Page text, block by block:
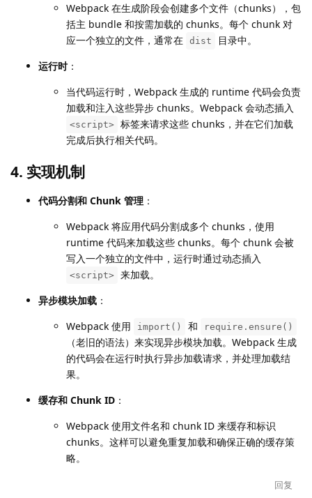
Webpack 在生成阶段会创建多个文件（chunks），包
括主 bundle 和按需加载的 chunks。每个 chunk 对
应一个独立的文件，通常在 dist
目录中。
运行时 ：
当代码运行时，Webpack 生成的 runtime 代码会负责
加载和注入这些异步 chunks。Webpack 会动态插入
<script>
标签来请求这些 chunks，并在它们加载
完成后执行相关代码。
4. 实现机制
代码分割和 Chunk 管理 ：
Webpack 将应用代码分割成多个 chunks，使用
runtime 代码来加载这些 chunks。每个 chunk 会被
写入一个独立的文件中，运行时通过动态插入
<script>
来加载。
异步模块加载 ：
Webpack 使用
import() 和 require.ensure()
（老旧的语法）来实现异步模块加载。Webpack 生成
的代码会在运行时执行异步加载请求，并处理加载结
果。
缓存和 Chunk ID ：
Webpack 使用文件名和 chunk ID 来缓存和标识
chunks。这样可以避免重复加载和确保正确的缓存策
略。
回复